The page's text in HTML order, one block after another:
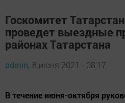
Госкомитет
проведет выездные
районах Татарстана
admin, 8 июня 2021 - 08:17
В течение июня-октября